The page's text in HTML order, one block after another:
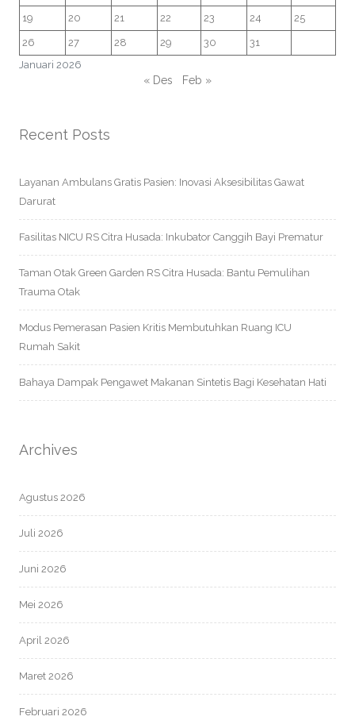
Januari 2026
19 20 21 22 23 24 25
26 27 28 29 30 31
« Des Feb »
Recent Posts
Layanan Ambulans Gratis Pasien: Inovasi Aksesibilitas Gawat
Darurat
Fasilitas NICU RS Citra Husada: Inkubator Canggih Bayi Prematur
Taman Otak Green Garden RS Citra Husada: Bantu Pemulihan
Trauma Otak
Modus Pemerasan Pasien Kritis Membutuhkan Ruang ICU
Rumah Sakit
Bahaya Dampak Pengawet Makanan Sintetis Bagi Kesehatan Hati
Archives
Agustus 2026
Juli 2026
Juni 2026
Mei 2026
April 2026
Maret 2026
Februari 2026